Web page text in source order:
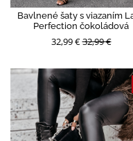
Bavlnené šaty s viazaním
Perfection čokoládová
32,99 €32,99 €